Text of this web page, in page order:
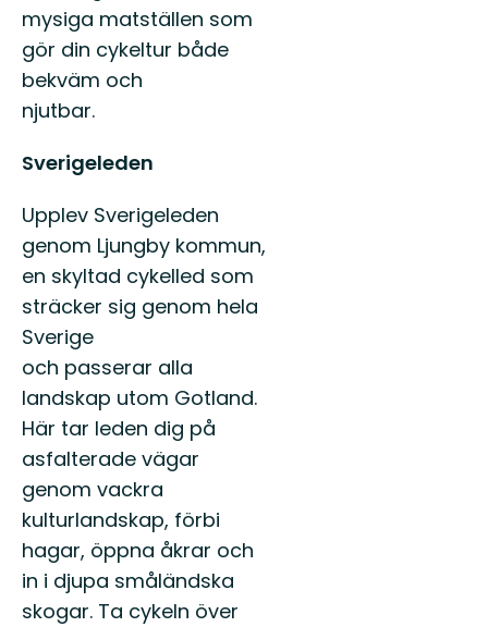
mysiga matställen som
gör din cykeltur både
bekväm och
njutbar.
Sverigeleden
Upplev Sverigeleden
genom Ljungby kommun,
en skyltad cykelled som
sträcker sig genom hela
Sverige
och passerar alla
landskap utom Gotland.
Här tar leden dig på
asfalterade vägar
genom vackra
kulturlandskap, förbi
hagar, öppna åkrar och
in i djupa småländska
skogar. Ta cykeln över